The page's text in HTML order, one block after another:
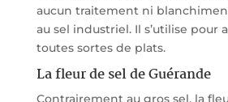
aucun traitement ni
au sel industriel. Il s’utilise pour
toutes sortes de plats.
La fleur de sel de Guérande
Contrairement au gros sel, la